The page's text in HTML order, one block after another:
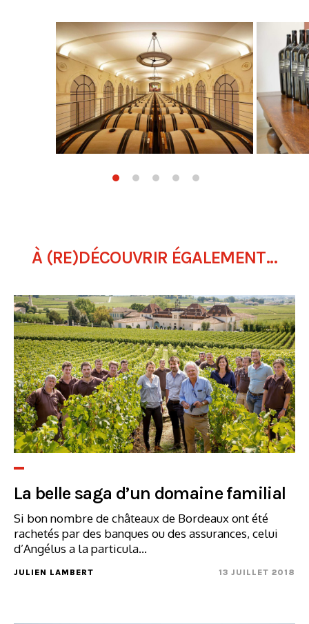
À (RE)DÉCOUVRIR ÉGALEMENT...
La belle saga d’un domaine familial
Si bon nombre de châteaux de Bordeaux ont été
rachetés par des banques ou des assurances, celui
d’Angélus a la particula...
JULIEN LAMBERT 13 JUILLET 2018